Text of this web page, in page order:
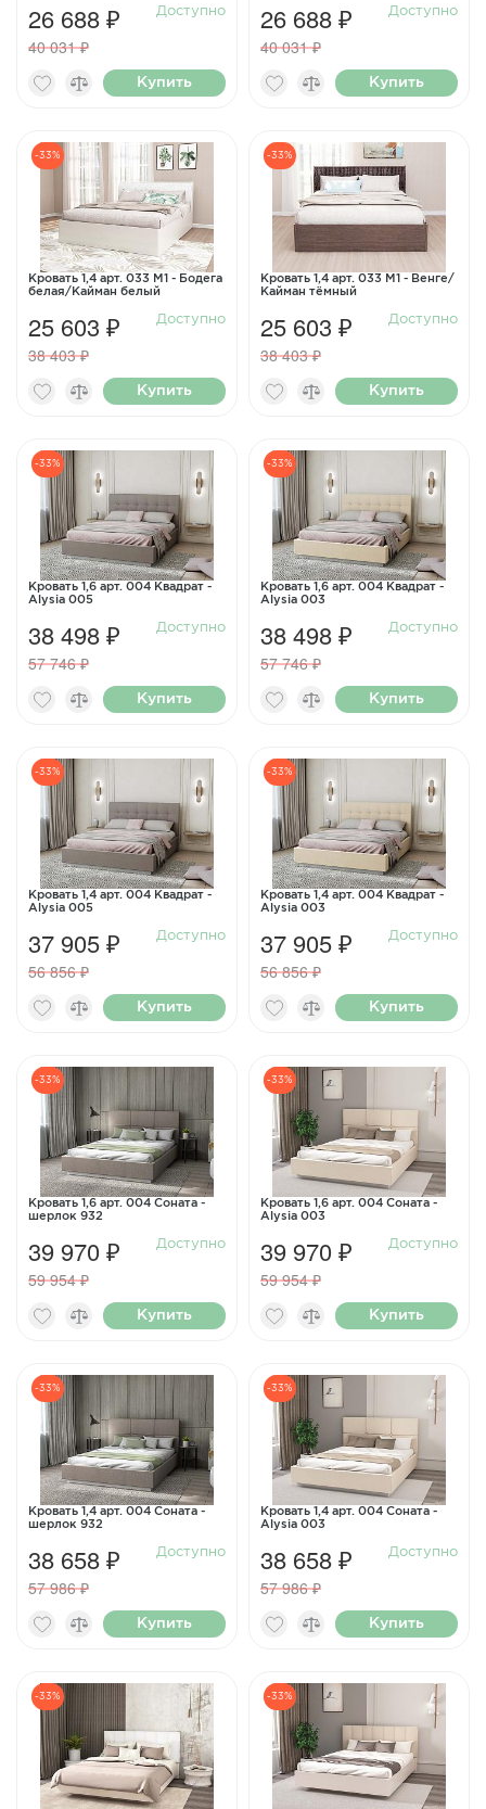
26 688 ₽
40 031 ₽
Доступно
Купить
26 688 ₽
40 031 ₽
Доступно
Купить
-33%
Кровать 1,4 арт. 033 М1 - Бодега
белая/Кайман белый
25 603 ₽
38 403 ₽
Доступно
Купить
-33%
Кровать 1,4 арт. 033 М1 - Венге/
Кайман тёмный
25 603 ₽
38 403 ₽
Доступно
Купить
-33%
Кровать 1,6 арт. 004 Квадрат -
Alysia 005
38 498 ₽
57 746 ₽
Доступно
Купить
-33%
Кровать 1,6 арт. 004 Квадрат -
Alysia 003
38 498 ₽
57 746 ₽
Доступно
Купить
-33%
Кровать 1,4 арт. 004 Квадрат -
Alysia 005
37 905 ₽
56 856 ₽
Доступно
Купить
-33%
Кровать 1,4 арт. 004 Квадрат -
Alysia 003
37 905 ₽
56 856 ₽
Доступно
Купить
-33%
Кровать 1,6 арт. 004 Соната -
шерлок 932
39 970 ₽
59 954 ₽
Доступно
Купить
-33%
Кровать 1,6 арт. 004 Соната -
Alysia 003
39 970 ₽
59 954 ₽
Доступно
Купить
-33%
Кровать 1,4 арт. 004 Соната -
шерлок 932
38 658 ₽
57 986 ₽
Доступно
Купить
-33%
Кровать 1,4 арт. 004 Соната -
Alysia 003
38 658 ₽
57 986 ₽
Доступно
Купить
-33% -33%